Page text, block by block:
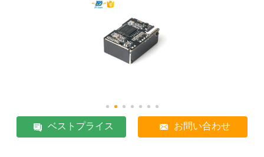
ベストプライス お問い合わせ